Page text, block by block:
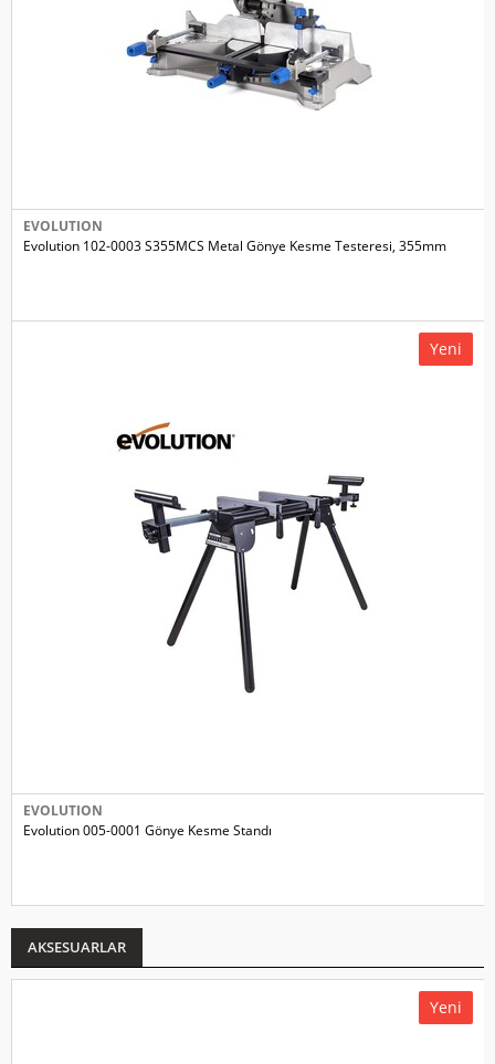
EVOLUTION
Evolution 102-0003 S355MCS Metal Gönye Kesme Testeresi, 355mm
Yeni
EVOLUTION
Evolution 005-0001 Gönye Kesme Standı
AKSESUARLAR
Yeni